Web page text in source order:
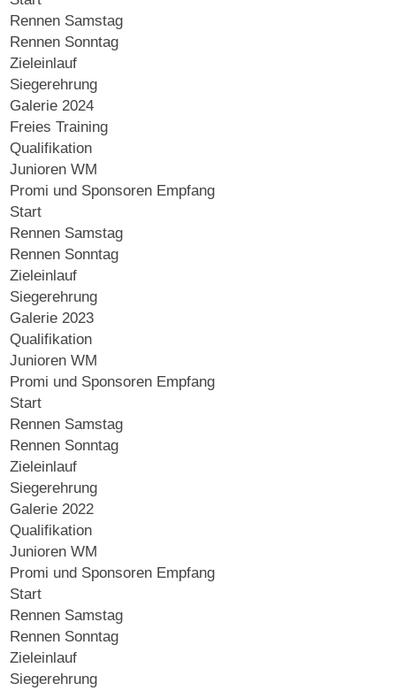
Rennen Samstag
Rennen Sonntag
Zieleinlauf
Siegerehrung
Galerie 2024
Freies Training
Qualifikation
Junioren WM
Promi und Sponsoren Empfang
Start
Rennen Samstag
Rennen Sonntag
Zieleinlauf
Siegerehrung
Galerie 2023
Qualifikation
Junioren WM
Promi und Sponsoren Empfang
Start
Rennen Samstag
Rennen Sonntag
Zieleinlauf
Siegerehrung
Galerie 2022
Qualifikation
Junioren WM
Promi und Sponsoren Empfang
Start
Rennen Samstag
Rennen Sonntag
Zieleinlauf
Siegerehrung